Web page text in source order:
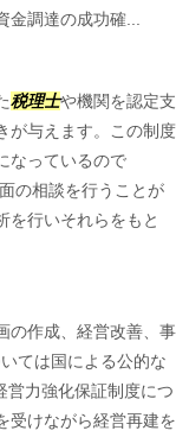
調達の成功確...
税理士や機関を認定支
が与えます。この制度
なっているので
の相談を行うことが
を行いそれらをもと
の作成、経営改善、事
ては国による公的な
営力強化保証制度につ
受けながら経営再建を